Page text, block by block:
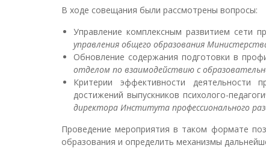
В ходе совещания были рассмотрены вопросы:
Управление комплексным развитием сети
управления общего образования
Обновление содержания подготовки в
отделом по взаимодействию с
Критерии эффективности деятельности
достижений выпускников психолого-
директора Института профессионального
Проведение мероприятия в таком формате
образования и определить механизмы